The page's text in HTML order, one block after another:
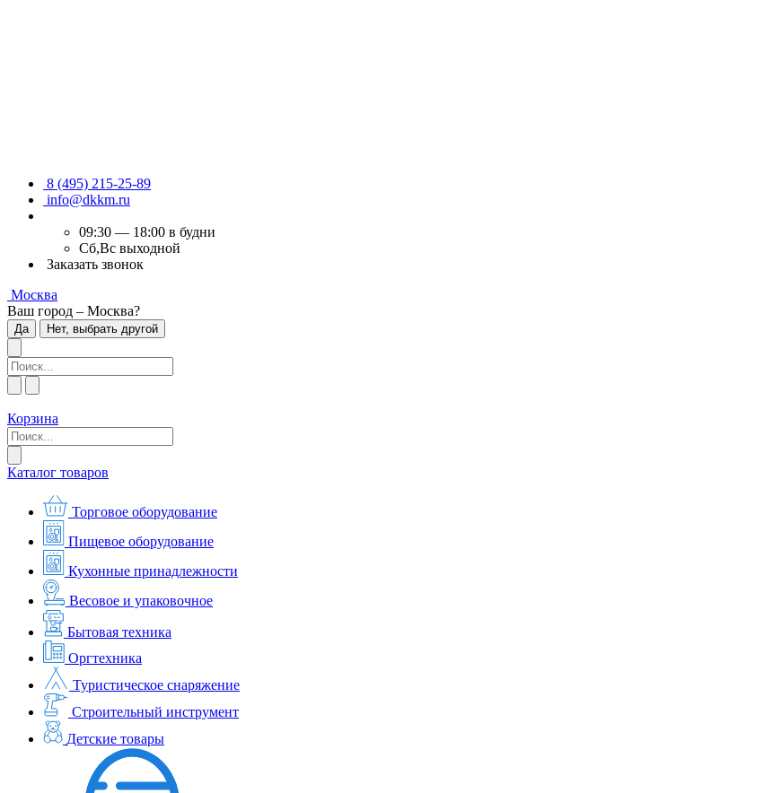
8 (495) 215-25-89
info@dkkm.ru
09:30 — 18:00 в будни
Сб,Вс выходной
Заказать звонок
Москва
Ваш город – Москва?
Да Нет, выбрать другой
Корзина
Каталог товаров
Торговое оборудование
Пищевое оборудование
Кухонные принадлежности
Весовое и упаковочное
Бытовая техника
Оргтехника
Туристическое снаряжение
Строительный инструмент
Детские товары